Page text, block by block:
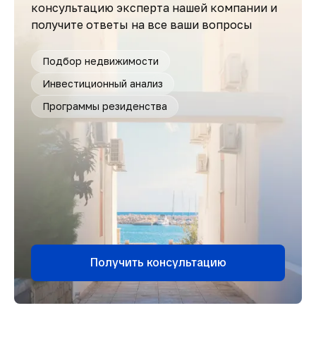
консультацию эксперта нашей компании и
получите ответы на все ваши вопросы
Подбор недвижимости
Инвестиционный анализ
Программы резиденства
Получить консультацию